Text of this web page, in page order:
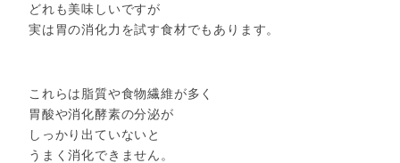
どれも美味しいですが
実は胃の消化力を試す食材でもあります。
これらは脂質や食物繊維が多く
胃酸や消化酵素の分泌が
しっかり出ていないと
うまく消化できません。